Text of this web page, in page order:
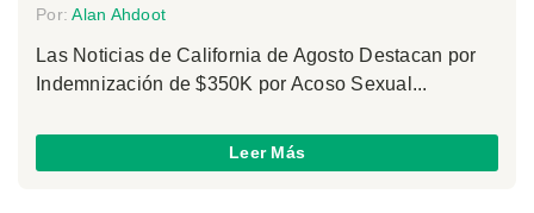
Por:Alan Ahdoot
Las Noticias de California de Agosto Destacan por
Indemnización de $350K por Acoso Sexual...
Leer Más